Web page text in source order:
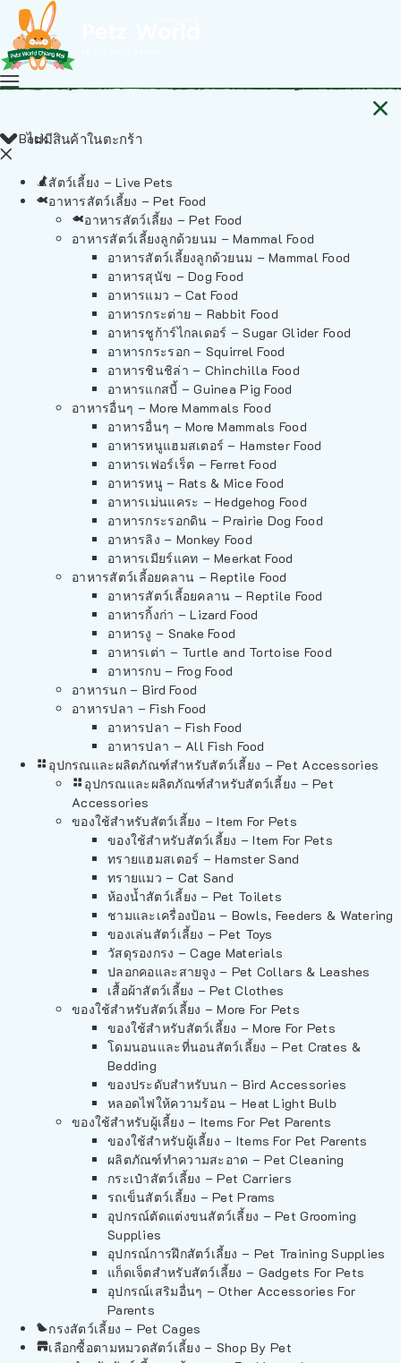
ไม่มีสินค้าในตะกร้า
Back
สัตว์เลี้ยง – Live Pets
อาหารสัตว์เลี้ยง – Pet Food
อาหารสัตว์เลี้ยง – Pet Food
อาหารสัตว์เลี้ยงลูกด้วยนม – Mammal Food
อาหารสัตว์เลี้ยงลูกด้วยนม – Mammal Food
อาหารสุนัข – Dog Food
อาหารแมว – Cat Food
อาหารกระต่าย – Rabbit Food
อาหารชูก้าร์ไกลเดอร์ – Sugar Glider Food
อาหารกระรอก – Squirrel Food
อาหารชินชิล่า – Chinchilla Food
อาหารแกสบี้ – Guinea Pig Food
อาหารอื่นๆ – More Mammals Food
อาหารอื่นๆ – More Mammals Food
อาหารหนูแฮมสเตอร์ – Hamster Food
อาหารเฟอร์เร็ต – Ferret Food
อาหารหนู – Rats & Mice Food
อาหารเม่นแคระ – Hedgehog Food
อาหารกระรอกดิน – Prairie Dog Food
อาหารลิง – Monkey Food
อาหารเมียร์แคท – Meerkat Food
อาหารสัตว์เลี้อยคลาน – Reptile Food
อาหารสัตว์เลี้อยคลาน – Reptile Food
อาหารกิ้งก่า – Lizard Food
อาหารงู – Snake Food
อาหารเต่า – Turtle and Tortoise Food
อาหารกบ – Frog Food
อาหารนก – Bird Food
อาหารปลา – Fish Food
อาหารปลา – Fish Food
อาหารปลา – All Fish Food
อุปกรณและผลิตภัณฑ์สำหรับสัตว์เลี้ยง – Pet Accessories
อุปกรณและผลิตภัณฑ์สำหรับสัตว์เลี้ยง – Pet
Accessories
ของใช้สำหรับสัตว์เลี้ยง – Item For Pets
ของใช้สำหรับสัตว์เลี้ยง – Item For Pets
ทรายแฮมสเตอร์ – Hamster Sand
ทรายแมว – Cat Sand
ห้องน้ำสัตว์เลี้ยง – Pet Toilets
ชามและเครื่องป้อน – Bowls, Feeders & Watering
ของเล่นสัตว์เลี้ยง – Pet Toys
วัสดุรองกรง – Cage Materials
ปลอกคอและสายจูง – Pet Collars & Leashes
เสื้อผ้าสัตว์เลี้ยง – Pet Clothes
ของใช้สำหรับสัตว์เลี้ยง – More For Pets
ของใช้สำหรับสัตว์เลี้ยง – More For Pets
โดมนอนและที่นอนสัตว์เลี้ยง – Pet Crates &
Bedding
ของประดับสำหรับนก – Bird Accessories
หลอดไฟให้ความร้อน – Heat Light Bulb
ของใช้สำหรับผู้เลี้ยง – Items For Pet Parents
ของใช้สำหรับผู้เลี้ยง – Items For Pet Parents
ผลิตภัณฑ์ทำความสะอาด – Pet Cleaning
กระเป๋าสัตว์เลี้ยง – Pet Carriers
รถเข็นสัตว์เลี้ยง – Pet Prams
อุปกรณ์ตัดแต่งขนสัตว์เลี้ยง – Pet Grooming
Supplies
อุปกรณ์การฝึกสัตว์เลี้ยง – Pet Training Supplies
แก็ดเจ็ตสำหรับสัตว์เลี้ยง – Gadgets For Pets
อุปกรณ์เสริมอื่นๆ – Other Accessories For
Parents
กรงสัตว์เลี้ยง – Pet Cages
เลือกซื้อตามหมวดสัตว์เลี้ยง – Shop By Pet